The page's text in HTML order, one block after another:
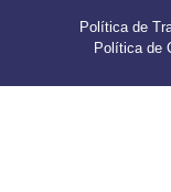
Política de
Política de